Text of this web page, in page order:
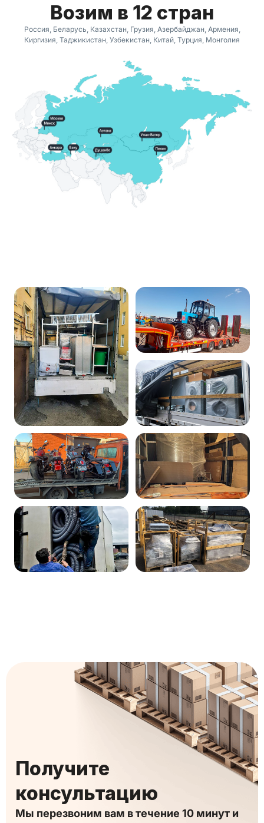
Возим в 12 стран
Россия, Беларусь, Казахстан, Грузия, Азербайджан, Армения,
Киргизия, Таджикистан, Узбекистан, Китай, Турция, Монголия
Получите
консультацию
Мы перезвоним вам в течение 10 минут и